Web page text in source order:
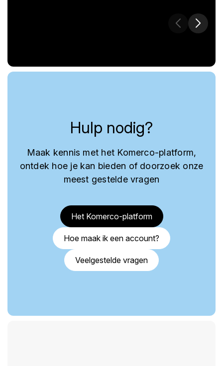
Hulp nodig?
Maak kennis met het Komerco-platform,
ontdek hoe je kan bieden of doorzoek onze
meest gestelde vragen
Het Komerco-platform
Hoe maak ik een account?
Veelgestelde vragen